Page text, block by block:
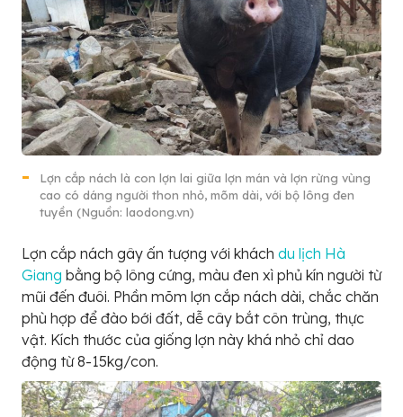
Lợn cắp nách là con lợn lai giữa lợn mán và lợn rừng vùng
cao có dáng người thon nhỏ, mõm dài, với bộ lông đen
tuyền (Nguồn: laodong.vn)
Lợn cắp nách gây ấn tượng với khách du lịch Hà
Giang bằng bộ lông cứng, màu đen xì phủ kín người từ
mũi đến đuôi. Phần mõm lợn cắp nách dài, chắc chăn
phù hợp để đào bới đất, dễ cây bắt côn trùng, thực
vật. Kích thước của giống lợn này khá nhỏ chỉ dao
động từ 8-15kg/con.